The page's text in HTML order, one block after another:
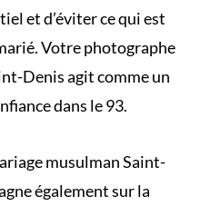
et d’éviterce qui est
. Votre photographe
Denis agit comme un
dans le 93.
musulman Saint-
également sur la